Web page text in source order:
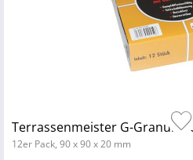
Terrassenmeister G-Granulat
12er Pack, 90 x 90 x 20 mm